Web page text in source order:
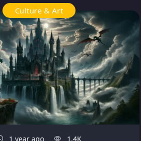
Culture & Art
1 year ago 1.4K